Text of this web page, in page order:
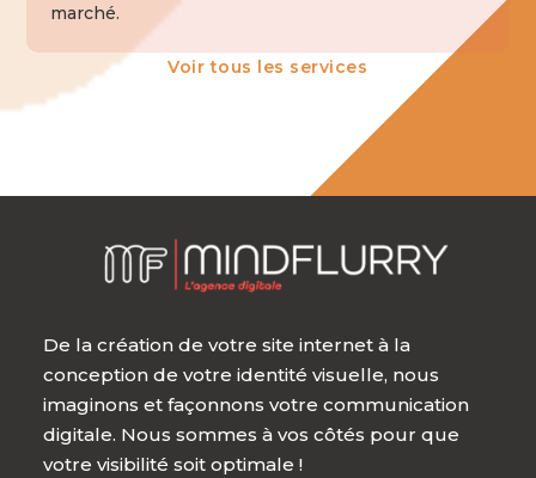
marché.
Voir tous les services
De la création de votre site internet à la
conception de votre identité visuelle, nous
imaginons et façonnons votre communication
digitale. Nous sommes à vos côtés pour que
votre visibilité soit optimale !